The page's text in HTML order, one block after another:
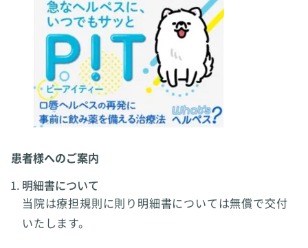
患者様へのご案内
明細書について
当院は療担規則に則り明細書については無償で交付
いたします。